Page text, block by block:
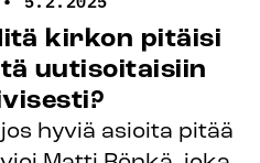
kirkon pitäisi
uutisoitaisiin
hyviä asioita pitää